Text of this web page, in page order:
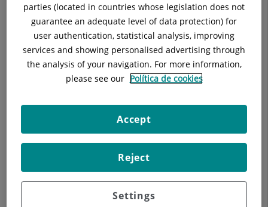
Hospital Universitari Sagrat Cor - Grupo Quirónsalud
Hospital Universitari Sagrat Cor - Grupo Quirónsalud
parties (located in countries whose legislation does not
guarantee an adequate level of data protection) for
user authentication, statistical analysis, improving
services and showing personalised advertising through
the analysis of your navigation. For more information,
please see our Política de cookies
Settings
Reject
Accept